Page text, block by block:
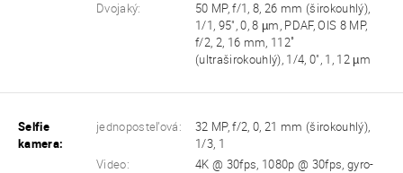
Dvojaký:
50 MP, f/1, 8, 26 mm (širokouhlý),
1/1, 95", 0, 8 µm, PDAF, OIS 8 MP,
f/2, 2, 16 mm, 112˚
(ultraširokouhlý), 1/4, 0", 1, 12 µm
Selfie
kamera:
jednoposteľová:
32 MP, f/2, 0, 21 mm (širokouhlý),
1/3, 1
Video:
4K @ 30fps, 1080p @ 30fps, gyro-